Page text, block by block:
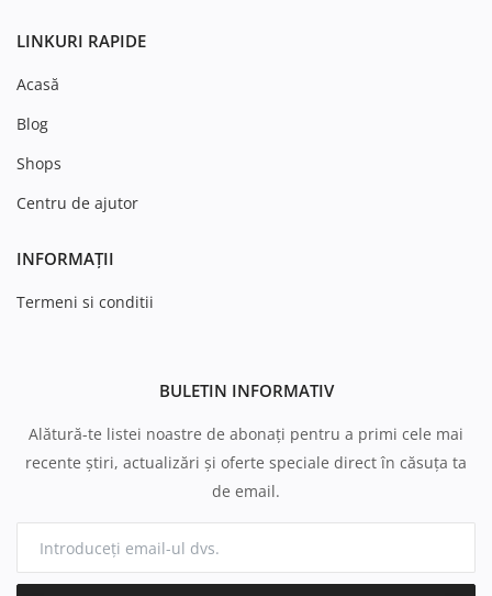
LINKURI RAPIDE
Acasă
Blog
Shops
Centru de ajutor
INFORMAȚII
Termeni si conditii
BULETIN INFORMATIV
Alătură-te listei noastre de abonați pentru a primi cele mai
recente știri, actualizări și oferte speciale direct în căsuța ta
de email.